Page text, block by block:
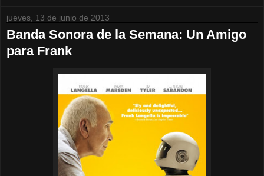
jueves, 13 de junio de 2013
Banda Sonora de la Semana: Un Amigo
para Frank